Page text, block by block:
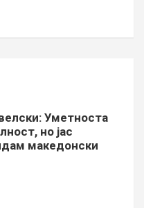
Уметноста
но јас
македонски